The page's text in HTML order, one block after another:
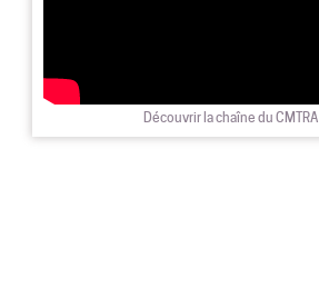
Découvrir la chaîne du CMTRA